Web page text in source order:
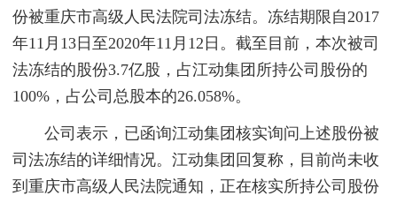
份被重庆市高级人民法院司法冻结。冻结期限自2017
年11月13日至2020年11月12日。截至目前，本次被司
法冻结的股份3.7亿股，占江动集团所持公司股份的
100%，占公司总股本的26.058%。
公司表示，已函询江动集团核实询问上述股份被
司法冻结的详细情况。江动集团回复称，目前尚未收
到重庆市高级人民法院通知，正在核实所持公司股份